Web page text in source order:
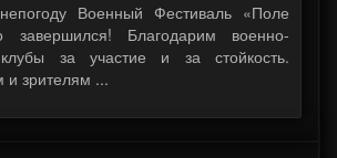
Военный Фестиваль «Поле
завершился! Благодарим военно-
клубы за участие и за стойкость.
и зрителям ...